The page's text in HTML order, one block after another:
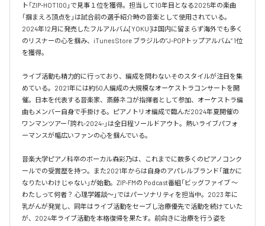
ト「ZIP-HOT100」で見事１位を獲得。担当して10年目となる2025年の楽曲
「掴まえろ頂点を」は試合前の選手紹介時の音楽として使用されている。
2024年12月に発売したフルアルバム[YOKU]は国内に留まらず海外でも多く
のリスナーの心を掴み、iTunes Store ブラジルの”J-POPトップアルバム” 1位
を獲得。
ライブ活動も精力的に行っており、編成を問わないそのスタイルが注目を集
めている。2021年には約50人編成の大規模なオーケストラコンサートを開
催。日本を代表する音楽家、斎藤ネコが指揮者として参加、オーケストラ編
曲もメンバー自身で手掛ける。ピアノトリオ編成で臨んだ2024年夏開催の
ワンマンツアー「誇れ-2024-」は全日程ソールドアウト。熱いライブパフォ
ーマンスが幅広いファンの心を掴んでいる。
音楽大学ピアノ科卒のボーカル森彩乃は、これまでに数多くのピアノコンク
ールでの受賞歴を持つ。また2021年からは自身のアパレルブランド「誰かに
なりたいわけじゃない」が始動。ZIP-FMの Podcast番組「ビッグファイブ 〜
わたしって何者？ 心理学雑談〜」ではパーソナリティを担当中。2023 年に
乳がんが発覚し、同年はライブ活動をセーブし治療優先で活動を続けていた
が、2024年ライブ活動を本格復帰を果たす。前向きに治療を行う姿を